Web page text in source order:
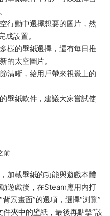
行動中選擇想要的圖片，然
成設置。
樣的壁紙選擇，還有每日推
的太空圖片。
清晰，給用戶帶來視覺上的
壁紙軟件，建議大家嘗試使
前
加載壁紙的功能與遊戲本體
遊戲後，在Steam應用内打
景畫面”的選項，選擇“浏覽”
夾中的壁紙，最後再點擊“設